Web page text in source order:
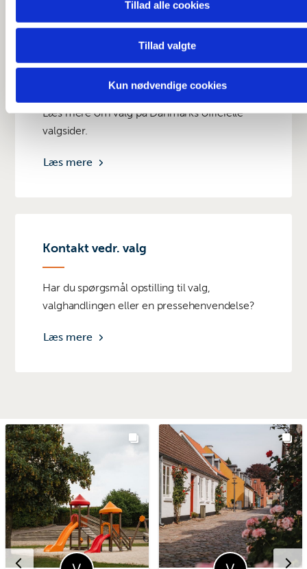
dem, eller som de har indsamlet fra din brug af deres
Tillad alle cookies
Tillad valgte
Kun nødvendige cookies
Læs mere om valg på Danmarks officielle
valgsider.
Læs mere
Kontakt vedr. valg
Har du spørgsmål opstilling til valg,
valghandlingen eller en pressehenvendelse?
Læs mere